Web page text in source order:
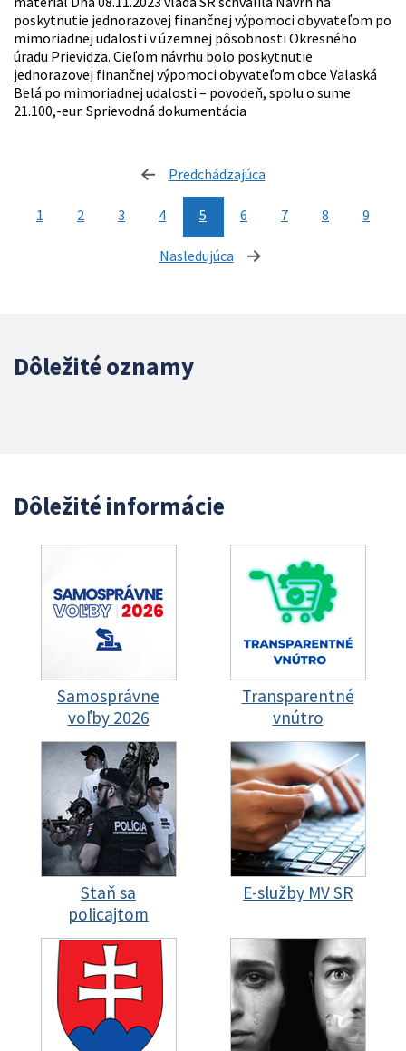
poskytnutie jednorazovej finančnej výpomoci obyvateľom po
mimoriadnej udalosti v územnej pôsobnosti Okresného
úradu Prievidza. Cieľom návrhu bolo poskytnutie
jednorazovej finančnej výpomoci obyvateľom obce Valaská
Belá po mimoriadnej udalosti – povodeň, spolu o sume
21.100,-eur. Sprievodná dokumentácia
Predchádzajúca
1 2 3 4 5 6 7 8 9
Nasledujúca stránka
Dôležité oznamy
Dôležité informácie
Samosprávne
voľby 2026
Transparentné
vnútro
Staň sa
policajtom
E-služby MV SR